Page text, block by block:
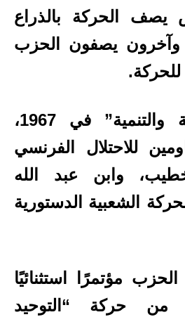
يصف الحركة بالذراع
وآخرون يصفون الحزب
للحركة.
وتأسس “العدالة والتنمية” في 1967،
للاحتلال الفرنسي
وابن عبد الله
الشعبية الدستورية
عقد الحزب مؤتمرًا استثنائيًا
من حركة “التوحيد